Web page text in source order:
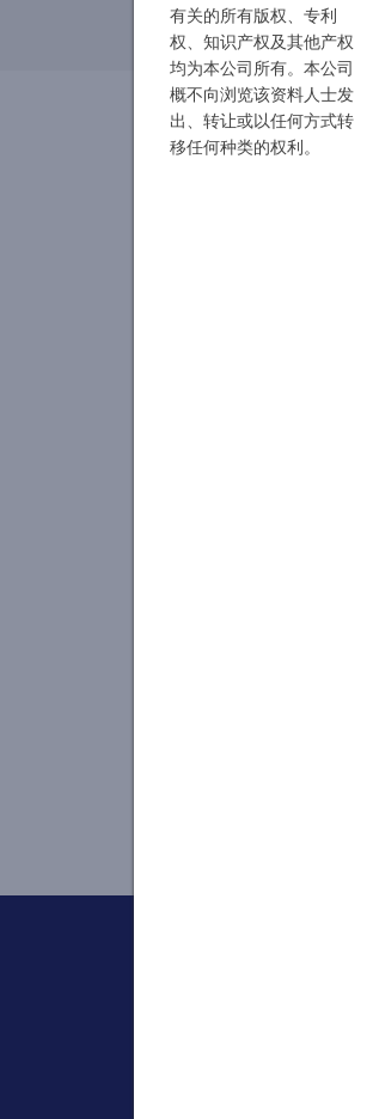
有关的所有版权、专利
权、知识产权及其他产权
均为本公司所有。本公司
概不向浏览该资料人士发
出、转让或以任何方式转
移任何种类的权利。